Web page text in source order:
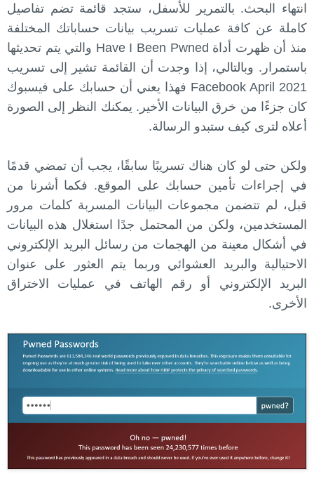
انتهاء البحث. بالتمرير للأسفل، ستجد قائمة تضم تفاصيل
كاملة عن كافة عمليات تسريب بيانات حساباتك المختلفة
منذ أن ظهرت أداة Have I Been Pwned والتي يتم تحديثها
باستمرار. وبالتالي، إذا وجدت أن القائمة تشير إلى تسريب
Facebook April 2021 فهذا يعني أن حسابك على فيسبوك
كان جزءًا من خرق البيانات الأخير. يمكنك النظر إلى الصورة
أعلاه لترى كيف ستبدو الرسالة.
ولكن حتى لو كان هناك تسريبًا سابقًا، يجب أن تمضي قدمًا
في إجراءات تأمين حسابك على الموقع. فكما أشرنا من
قبل، لم تتضمن مجموعات البيانات المسربة كلمات مرور
المستخدمين، ولكن من المحتمل جدًا استغلال هذه البيانات
في أشكال معينة من الهجمات من رسائل البريد الإلكتروني
الاحتيالية والبريد العشوائي وربما يتم العثور على عنوان
البريد الإلكتروني أو رقم الهاتف في عمليات الاختراق
الأخرى.